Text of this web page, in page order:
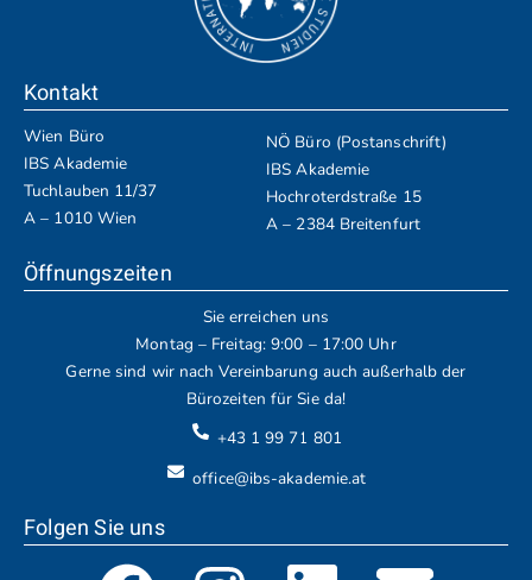
Kontakt
Wien Büro
IBS Akademie
Tuchlauben 11/37
A – 1010 Wien
NÖ Büro (Postanschrift)
IBS Akademie
Hochroterdstraße 15
A – 2384 Breitenfurt
Öffnungszeiten
Sie erreichen uns
Montag – Freitag: 9:00 – 17:00 Uhr
Gerne sind wir nach Vereinbarung auch außerhalb der
Bürozeiten für Sie da!
+43 1 99 71 801
office@ibs-akademie.at
Folgen Sie uns